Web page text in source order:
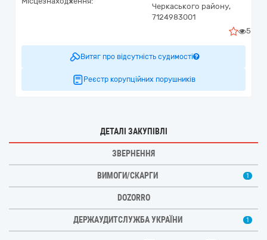
Черкаського району,
7124983001
5
Витяг про відсутність судимості
Реєстр корупційних порушників
ДЕТАЛІ ЗАКУПІВЛІ
ЗВЕРНЕННЯ
ВИМОГИ/СКАРГИ 1
DOZORRO
ДЕРЖАУДИТСЛУЖБА УКРАЇНИ 1